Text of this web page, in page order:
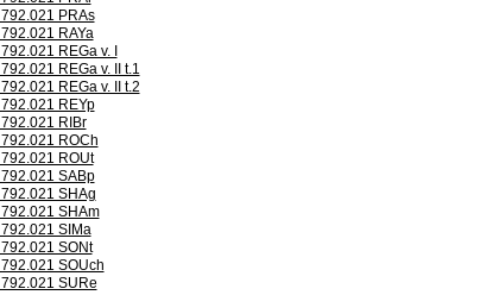
792.021 PRAs
792.021 RAYa
792.021 REGa v. I
792.021 REGa v. II t.1
792.021 REGa v. II t.2
792.021 REYp
792.021 RIBr
792.021 ROCh
792.021 ROUt
792.021 SABp
792.021 SHAg
792.021 SHAm
792.021 SIMa
792.021 SONt
792.021 SOUch
792.021 SURe